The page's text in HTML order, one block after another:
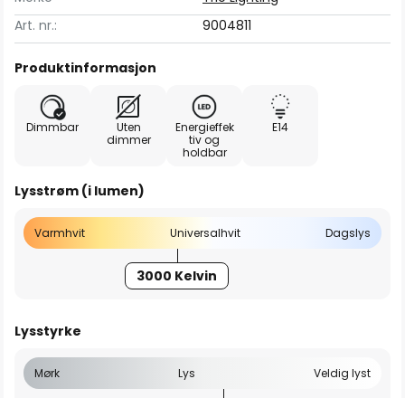
Art. nr.:
9004811
Produktinformasjon
Dimmbar
Uten
dimmer
Energieffek
tiv og
holdbar
E14
Lysstrøm (i lumen)
Varmhvit Universalhvit Dagslys
3000 Kelvin
Lysstyrke
Mørk Lys Veldig lyst